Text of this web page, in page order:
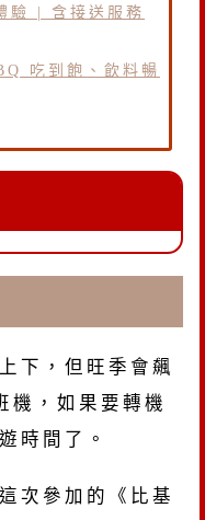
驗 | 含接送服務
吃到飽、飲料暢
下，但旺季會飆
機，如果要轉機
時間了。
次參加的《比基